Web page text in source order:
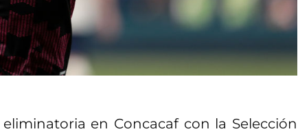
en Concacaf con la Selección